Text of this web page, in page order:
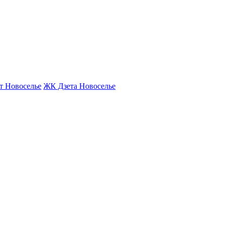
Новоселье ЖК Дзета Новоселье